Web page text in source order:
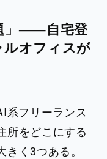
」——自宅登
オフィスが
系フリーランス
所をどこにする
く3つある。